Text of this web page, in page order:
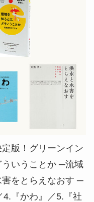
定版！グリーンイン
いうことか ─流域
をとらえなおす ─
4.『かわ』／5.『社